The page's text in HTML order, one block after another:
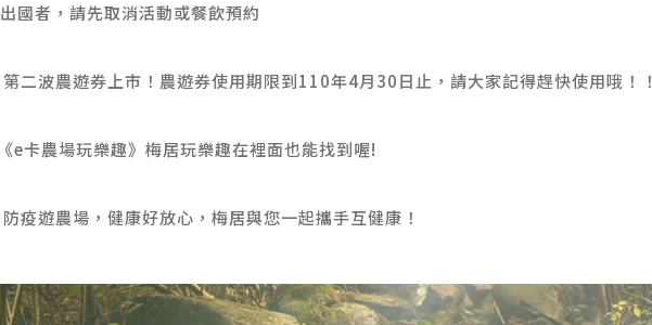
出國者，請先取消活動或餐飲預約
第二波農遊券上市！農遊券使用期限到110年4月30日止，請大家記得趕快使用哦！！
《e卡農場玩樂趣》梅居玩樂趣在裡面也能找到喔!
防疫遊農場，健康好放心，梅居與您一起攜手互健康！